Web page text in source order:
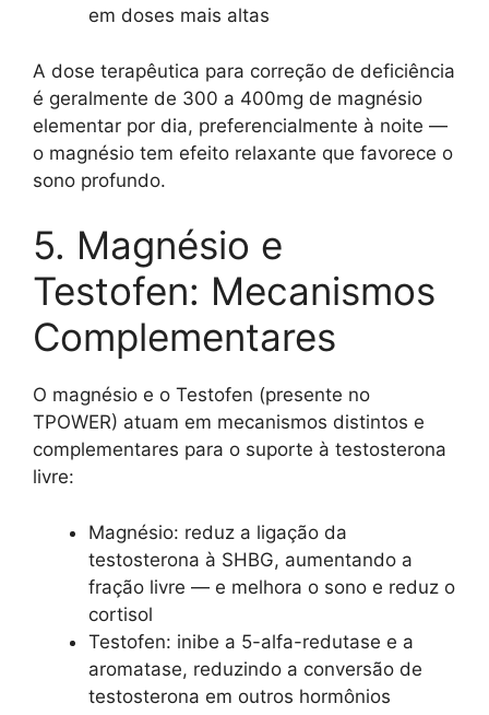
em doses mais altas
A dose terapêutica para correção de deficiência
é geralmente de 300 a 400mg de magnésio
elementar por dia, preferencialmente à noite —
o magnésio tem efeito relaxante que favorece o
sono profundo.
5. Magnésio e
Testofen: Mecanismos
Complementares
O magnésio e o Testofen (presente no
TPOWER) atuam em mecanismos distintos e
complementares para o suporte à testosterona
livre:
Magnésio: reduz a ligação da
testosterona à SHBG, aumentando a
fração livre — e melhora o sono e reduz o
cortisol
Testofen: inibe a 5-alfa-redutase e a
aromatase, reduzindo a conversão de
testosterona em outros hormônios